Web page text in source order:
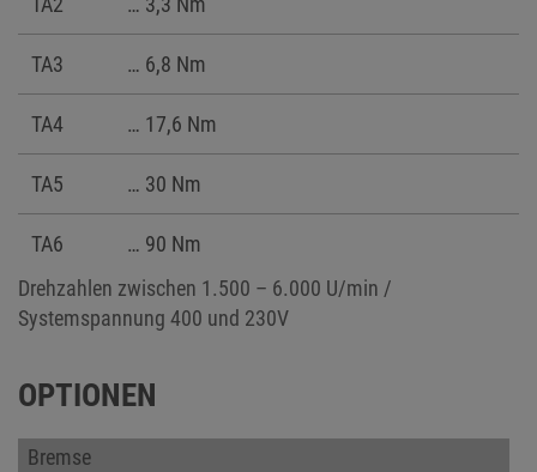
Drehzahlen zwischen 1.500 – 6.000 U/min /
Systemspannung 400 und 230V
TA3 … 6,8 Nm
TA4 … 17,6 Nm
TA5 … 30 Nm
TA6 … 90 Nm
OPTIONEN
Bremse